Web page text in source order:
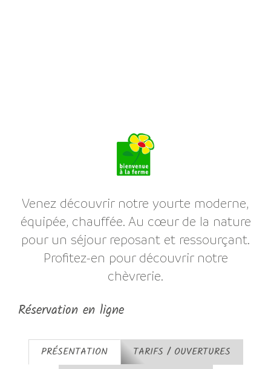
Venez découvrir notre yourte moderne,
équipée, chauffée. Au cœur de la nature
pour un séjour reposant et ressourçant.
Profitez-en pour découvrir notre
chèvrerie.
Réservation en ligne
PRÉSENTATION
TARIFS / OUVERTURES